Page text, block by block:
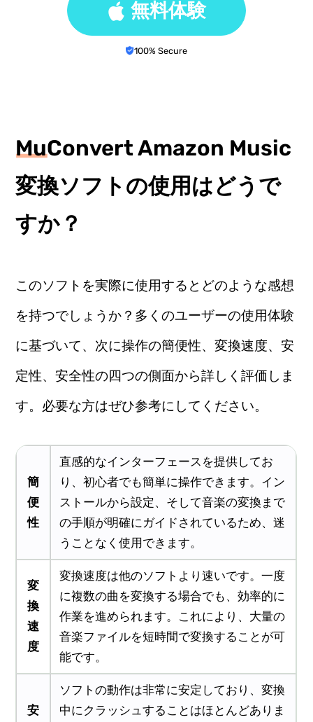
無料体験
100% Secure
MuConvert Amazon Music
変換ソフトの使用はどうで
すか？
このソフトを実際に使用するとどのような感想
を持つでしょうか？多くのユーザーの使用体験
に基づいて、次に操作の簡便性、変換速度、安
定性、安全性の四つの側面から詳しく評価しま
す。必要な方はぜひ参考にしてください。
簡
便
性
直感的なインターフェースを提供してお
り、初心者でも簡単に操作できます。イン
ストールから設定、そして音楽の変換まで
の手順が明確にガイドされているため、迷
うことなく使用できます。
変
換
速
度
変換速度は他のソフトより速いです。一度
に複数の曲を変換する場合でも、効率的に
作業を進められます。これにより、大量の
音楽ファイルを短時間で変換することが可
能です。
安
ソフトの動作は非常に安定しており、変換
中にクラッシュすることはほとんどありま